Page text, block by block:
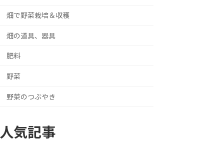
畑で野菜栽培＆収穫
畑の道具、器具
肥料
野菜
野菜のつぶやき
人気記事